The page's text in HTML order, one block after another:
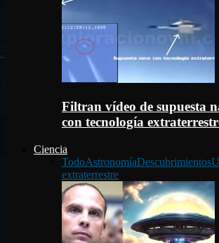
Filtran vídeo de supuesta
con tecnología
Ciencia
TodoAstronomíaDescubrimientos
extraterrestre